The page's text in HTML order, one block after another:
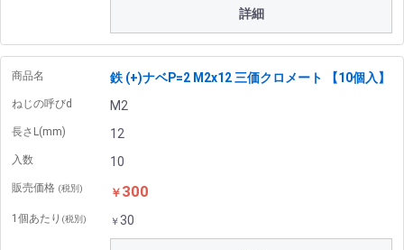
詳細
商品名 鉄 (+)ナベP=2 M2x12 三価クロメート 【10個入】
ねじの呼びd M2
長さL(mm) 12
入数 10
販売価格 (税別) ￥ 300
1個あたり (税別) ￥ 30